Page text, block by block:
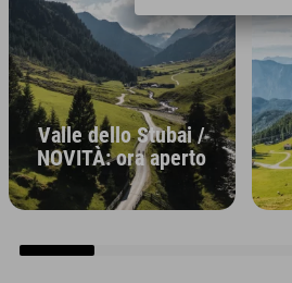
Valle dello Stubai /
NOVITÀ: ora aperto